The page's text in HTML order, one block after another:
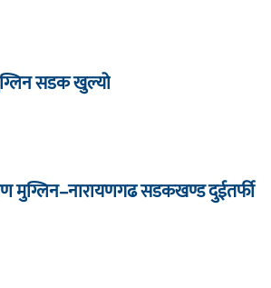
सडक खुल्यो
मुग्लिन–नारायणगढ सडकखण्ड दुईतर्फी